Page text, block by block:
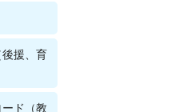
援、育
ド（教